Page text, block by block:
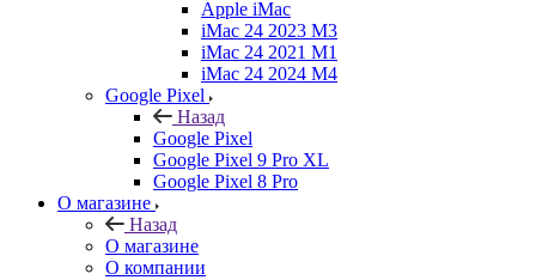
Apple iMac
iMac 24 2023 M3
iMac 24 2021 M1
iMac 24 2024 M4
Google Pixel
Назад
Google Pixel
Google Pixel 9 Pro XL
Google Pixel 8 Pro
О магазине
Назад
О магазине
О компании